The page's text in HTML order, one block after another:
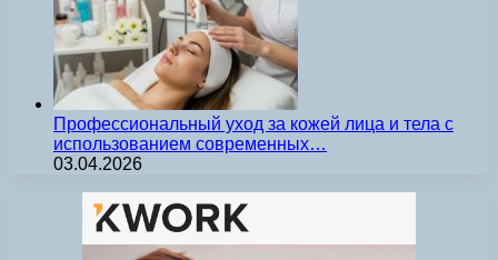
Профессиональный уход за кожей лица и тела с
использованием современных…
03.04.2026